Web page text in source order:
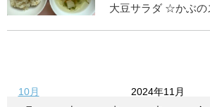
大豆サラダ ☆かぶの
10月 2024年11月